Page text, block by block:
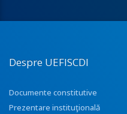
Despre UEFISCDI
Documente constitutive
Prezentare instituţională